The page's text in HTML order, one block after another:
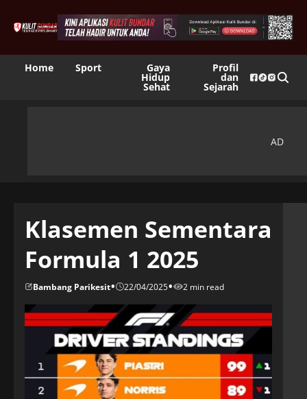
Home Sport Gaya
Hidup
Sehat
Profil
dan
Sejarah
Klasemen Sementara
Formula 1 2025
Bambang Parikesit• 22/04/2025• 2 min read